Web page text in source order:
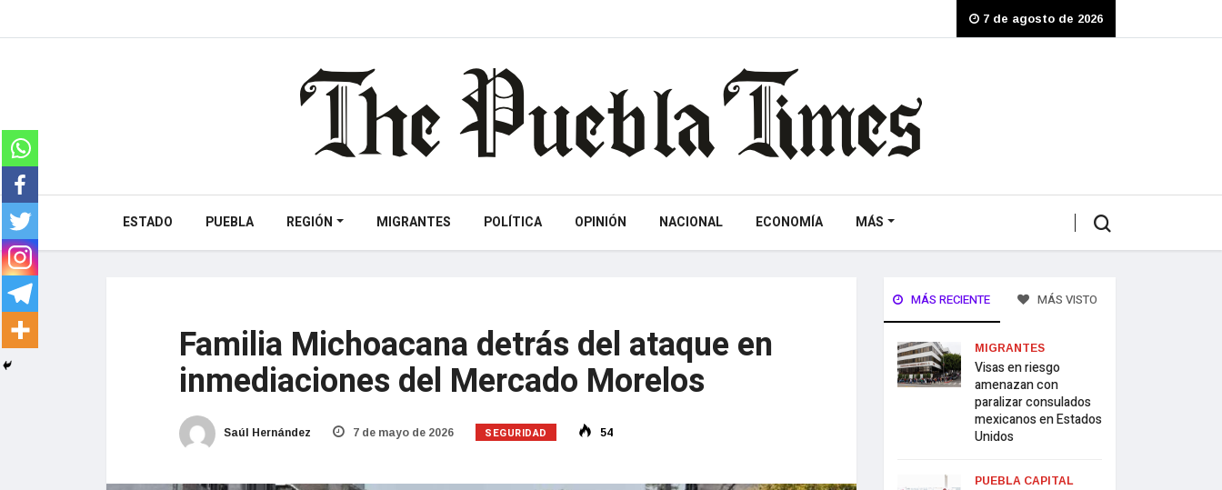
7 de agosto de 2026
ESTADO PUEBLA REGIÓN MIGRANTES POLÍTICA OPINIÓN NACIONAL ECONOMÍA MÁS
Familia Michoacana detrás del ataque en
inmediaciones del Mercado Morelos
Saúl Hernández 7 de mayo de 2026 SEGURIDAD 54
MÁS RECIENTE MÁS VISTO
MIGRANTES
Visas en riesgo
amenazan con
paralizar consulados
mexicanos en Estados
Unidos
PUEBLA CAPITAL